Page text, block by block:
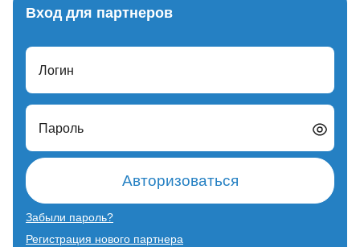
Вход для партнеров
Логин
Пароль
Авторизоваться
Забыли пароль?
Регистрация нового партнера